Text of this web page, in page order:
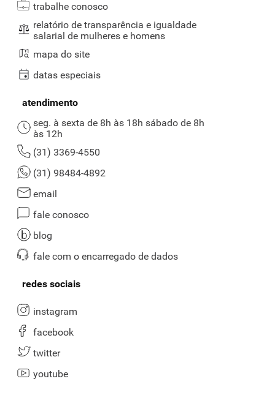
trabalhe conosco
relatório de transparência e igualdade
salarial de mulheres e homens
mapa do site
datas especiais
atendimento
seg. à sexta de 8h às 18h sábado de 8h
às 12h
(31) 3369-4550
(31) 98484-4892
email
fale conosco
blog
fale com o encarregado de dados
redes sociais
instagram
facebook
twitter
youtube